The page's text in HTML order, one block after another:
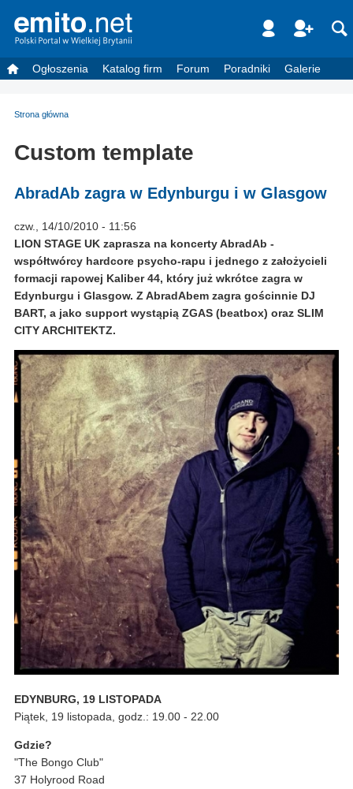
Ogłoszenia Katalog firm Forum Poradniki Galerie
Strona główna
Custom template
AbradAb zagra w Edynburgu i w Glasgow
czw., 14/10/2010 - 11:56
LION STAGE UK zaprasza na koncerty AbradAb -
współtwórcy hardcore psycho-rapu i jednego z założycieli
formacji rapowej Kaliber 44, który już wkrótce zagra w
Edynburgu i Glasgow. Z AbradAbem zagra gościnnie DJ
BART, a jako support wystąpią ZGAS (beatbox) oraz SLIM
CITY ARCHITEKTZ.
EDYNBURG, 19 LISTOPADA
Piątek, 19 listopada, godz.: 19.00 - 22.00
Gdzie?
"The Bongo Club"
37 Holyrood Road